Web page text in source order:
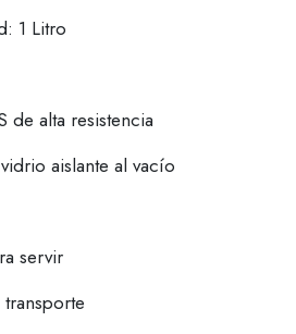
1 Litro
de alta resistencia
aislante al vacío
servir